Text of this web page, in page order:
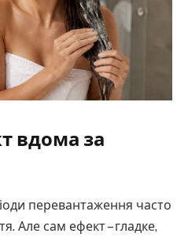
вдома за
перевантаження часто
Але сам ефект – гладке,